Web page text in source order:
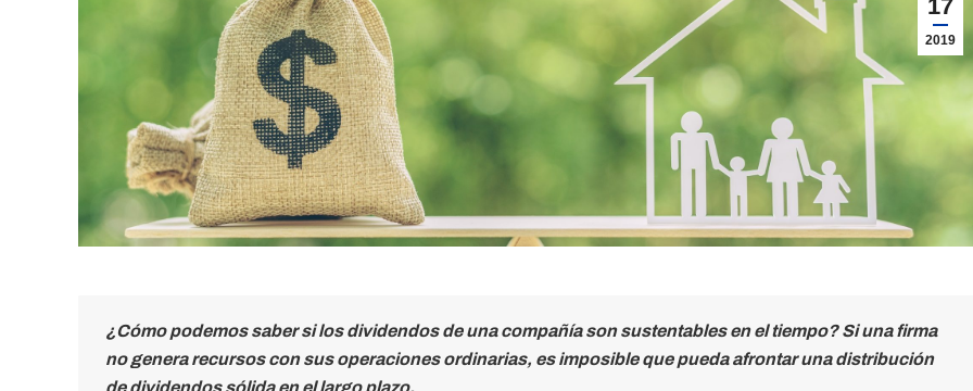
17
2019
¿Cómo podemos saber si los dividendos de una compañía son sustentables en el tiempo? Si una firma
no genera recursos con sus operaciones ordinarias, es imposible que pueda afrontar una distribución
de dividendos sólida en el largo plazo.